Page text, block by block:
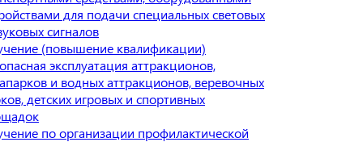
для подачи специальных световых
сигналов
(повышение квалификации)
эксплуатация аттракционов,
и водных аттракционов, веревочных
детских игровых и спортивных
по организации профилактической